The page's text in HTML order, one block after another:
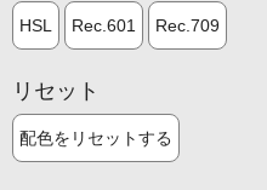
HSL Rec.601 Rec.709
リセット
配色をリセットする